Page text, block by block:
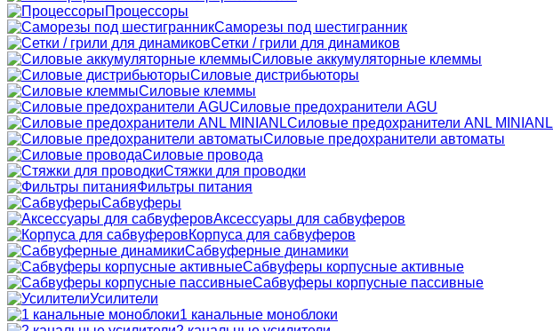
Процессоры
Саморезы под шестигранник
Сетки / грили для динамиков
Силовые аккумуляторные клеммы
Силовые дистрибьюторы
Силовые клеммы
Силовые предохранители AGU
Силовые предохранители ANL MINIANL
Силовые предохранители автоматы
Силовые провода
Стяжки для проводки
Фильтры питания
Сабвуферы
Аксессуары для сабвуферов
Корпуса для сабвуферов
Сабвуферные динамики
Сабвуферы корпусные активные
Сабвуферы корпусные пассивные
Усилители
1 канальные моноблоки